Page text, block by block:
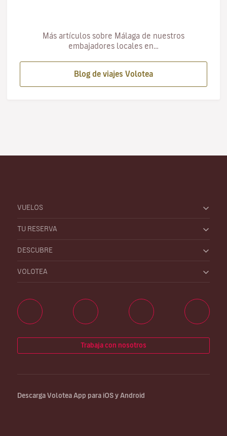
Más artículos sobre Málaga de nuestros
embajadores locales en…
Blog de viajes Volotea
VUELOS
TU RESERVA
DESCUBRE
VOLOTEA
Trabaja con nosotros
Descarga Volotea App para iOS y Android